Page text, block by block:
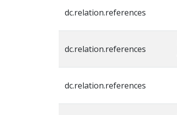
dc.relation.references
dc.relation.references
dc.relation.references